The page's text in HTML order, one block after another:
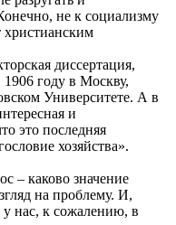
не к социализму
христианским
диссертация,
году в Москву,
Университете. А в
и
это последняя
хозяйства».
– каково значение
на проблему. И,
у нас, к сожалению, в